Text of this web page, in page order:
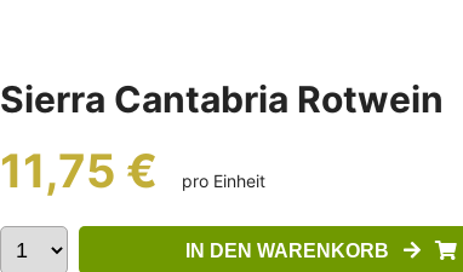
Sierra Cantabria Rotwein
11,75 € pro Einheit
IN DEN WARENKORB